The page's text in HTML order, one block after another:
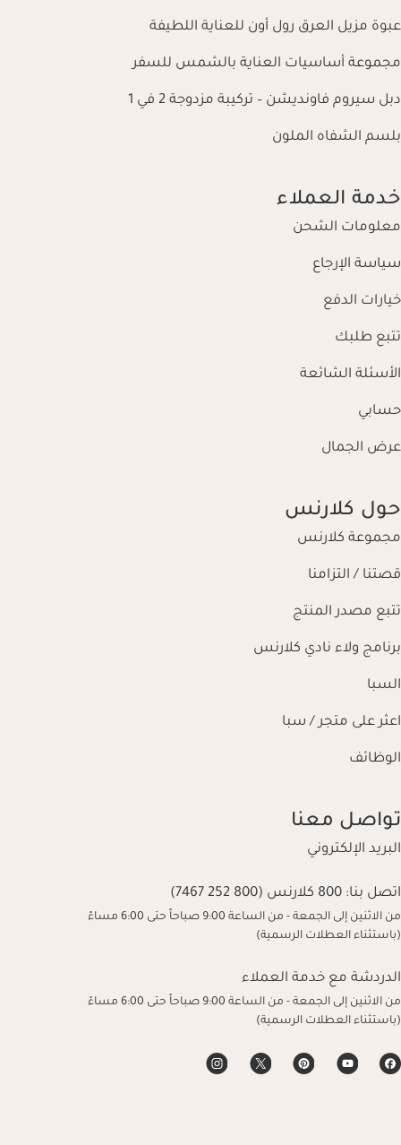
عبوة مزيل العرق رول أون للعناية اللطيفة
مجموعة أساسيات العناية بالشمس للسفر
دبل سيروم فاونديشن – تركيبة مزدوجة 2 في 1
بلسم الشفاه الملون
خدمة العملاء
معلومات الشحن
سياسة الإرجاع
خيارات الدفع
تتبع طلبك
الأسئلة الشائعة
حسابي
عرض الجمال
حول كلارنس
مجموعة كلارنس
قصتنا / التزامنا
تتبع مصدر المنتج
برنامج ولاء نادي كلارنس
السبا
اعثر على متجر / سبا
الوظائف
تواصل معنا
البريد الإلكتروني
اتصل بنا: 800 كلارنس (800 252 7467)
من الاثنين إلى الجمعة - من الساعة 9:00 صباحاً حتى 6:00 مساءً
(باستثناء العطلات الرسمية)
الدردشة مع خدمة العملاء
من الاثنين إلى الجمعة - من الساعة 9:00 صباحاً حتى 6:00 مساءً
(باستثناء العطلات الرسمية)